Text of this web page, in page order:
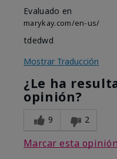
Evaluado en
marykay.com/en-us/
tdedwd
Mostrar Traducción
¿Le ha
opinión?
9 2
Marcar esta opinión